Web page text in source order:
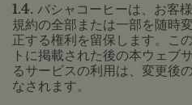
1.4. バシャコーヒーは、お客
規約の全部または一部を随時
正する権利を留保します。こ
トに掲載された後の本ウェブ
るサービスの利用は、変更後
なされます。